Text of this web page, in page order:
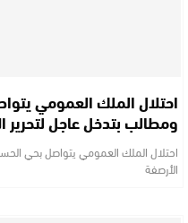
احتلال الملك العمومي
ومطالب بتدخل عاجل لتحرير
احتلال الملك العمومي يتواصل بحي
الأرصفة